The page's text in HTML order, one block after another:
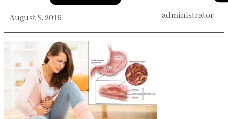
August 8, 2016 administrator